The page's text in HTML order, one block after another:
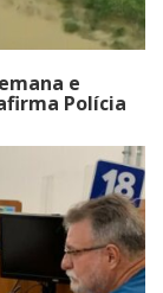
e
Polícia